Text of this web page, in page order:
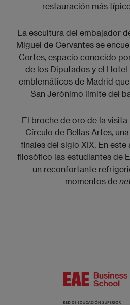
restauración más
La escultura del embajador
Miguel de Cervantes se
Cortes, espacio conocido
de los Diputados y el Hotel
emblemáticos de Madrid
San Jerónimo límite del
El broche de oro de la
Círculo de Bellas Artes,
finales del siglo XIX. En
filosófico las estudiantes de
un reconfortante
momentos de